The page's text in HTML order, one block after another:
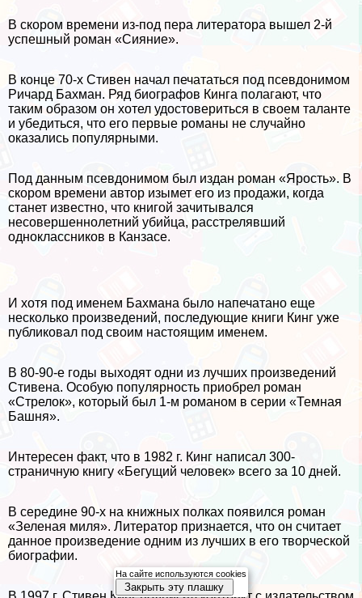
В скором времени из-под пера литератора вышел 2-й
успешный роман «Сияние».
В конце 70-х Стивен начал печататься под псевдонимом
Ричард Бахман. Ряд биографов Кинга полагают, что
таким образом он хотел удостовериться в своем таланте
и убедиться, что его первые романы не случайно
оказались популярными.
Под данным псевдонимом был издан роман «Ярость». В
скором времени автор изымет его из продажи, когда
станет известно, что книгой зачитывался
несовершеннолетний убийца, расстрелявший
одноклассников в Канзасе.
И хотя под именем Бахмана было напечатано еще
несколько произведений, последующие книги Кинг уже
публиковал под своим настоящим именем.
В 80-90-е годы выходят одни из лучших произведений
Стивена. Особую популярность приобрел роман
«Стрелок», который был 1-м романом в серии «Темная
Башня».
Интересен факт, что в 1982 г. Кинг написал 300-
страничную книгу «Бегущий человек» всего за 10 дней.
В середине 90-х на книжных полках появился роман
«Зеленая миля». Литератор признается, что он считает
данное произведение одним из лучших в его творческой
биографии.
На сайте используются cookies
Закрыть эту плашку